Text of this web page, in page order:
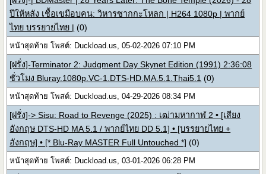
ปีให้หลัง เชื้อเขมือบคน: วิหารซากกะโหลก | H264 1080p | พากย์
ไทย บรรยายไทย | (0)
หน้าสุดท้าย โพสต์: Duckload.us, 05-02-2026 07:10 PM
[ฝรั่ง]-Terminator 2: Judgment Day Skynet Edition (1991) 2:36:08
ชั่วโมง Bluray.1080p.VC-1.DTS-HD.MA.5.1.Thai5.1 (0)
หน้าสุดท้าย โพสต์: Duckload.us, 04-29-2026 08:34 PM
[ฝรั่ง]-> Sisu: Road to Revenge (2025) : เฒ่ามหากาฬ 2 • [เสียง
อังกฤษ DTS-HD MA 5.1 / พากย์ไทย DD 5.1] • [บรรยายไทย +
อังกฤษ] • [* Blu-Ray MASTER Full Untouched *] (0)
หน้าสุดท้าย โพสต์: Duckload.us, 03-01-2026 06:28 PM